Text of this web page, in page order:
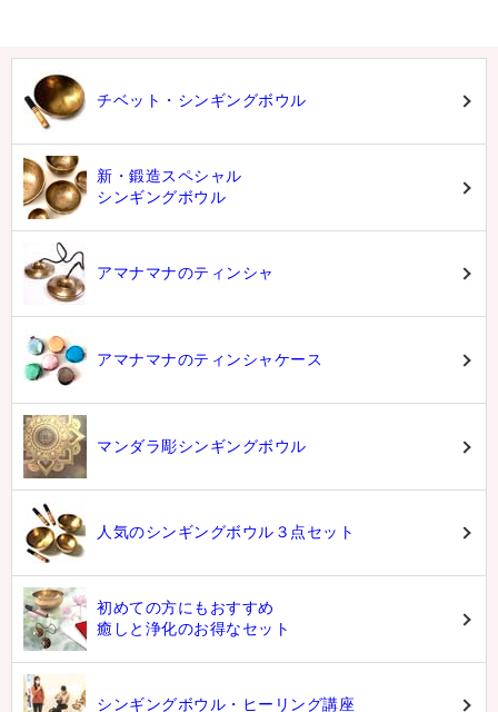
チベット・シンギングボウル
新・鍛造スペシャル
シンギングボウル
アマナマナのティンシャ
アマナマナのティンシャケース
マンダラ彫シンギングボウル
人気のシンギングボウル３点セット
初めての方にもおすすめ
癒しと浄化のお得なセット
シンギングボウル・ヒーリング講座